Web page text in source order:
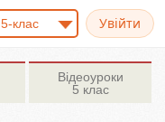
5-клас
Відеоуроки
5 клас